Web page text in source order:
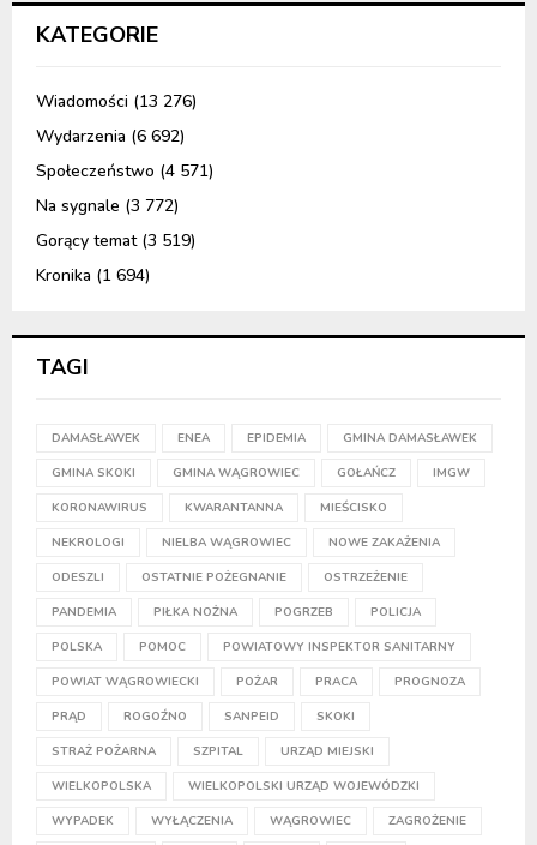
KATEGORIE
Wiadomości (13 276)
Wydarzenia (6 692)
Społeczeństwo (4 571)
Na sygnale (3 772)
Gorący temat(3 519)
Kronika (1 694)
TAGI
DAMASŁAWEK ENEA EPIDEMIA GMINA DAMASŁAWEK
GMINA SKOKI GMINA WĄGROWIEC GOŁAŃCZ IMGW
KORONAWIRUS KWARANTANNA MIEŚCISKO
NEKROLOGI NIELBA WĄGROWIEC NOWE ZAKAŻENIA
ODESZLI OSTATNIE POŻEGNANIE OSTRZEŻENIE
PANDEMIA PIŁKA NOŻNA POGRZEB POLICJA
POLSKA POMOC POWIATOWY INSPEKTOR SANITARNY
POWIAT WĄGROWIECKI POŻAR PRACA PROGNOZA
PRĄD ROGOŹNO SANPEID SKOKI
STRAŻ POŻARNA SZPITAL URZĄD MIEJSKI
WIELKOPOLSKA WIELKOPOLSKI URZĄD WOJEWÓDZKI
WYPADEK WYŁĄCZENIA WĄGROWIEC ZAGROŻENIE